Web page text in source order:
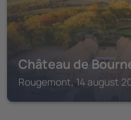
Château de
Rougemont, 14 august